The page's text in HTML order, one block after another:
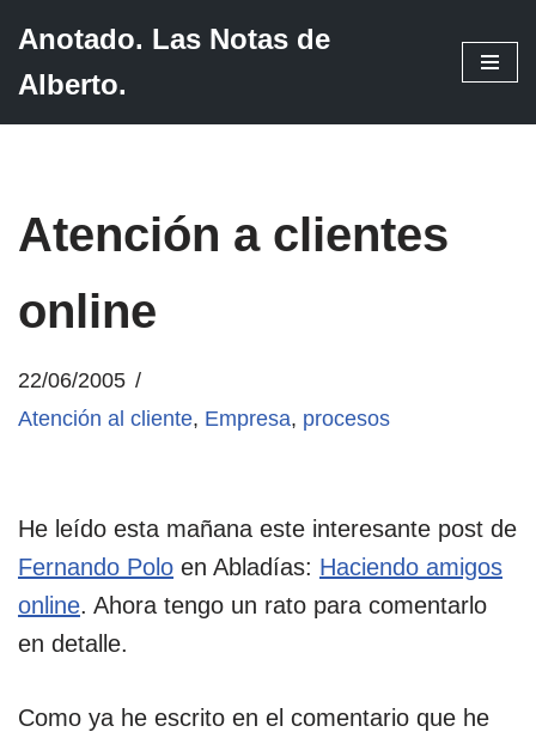
Saltar
Anotado. Las Notas de
Alberto.
Atención a clientes
online
22/06/2005
Atención al cliente, Empresa, procesos
He leído esta mañana este interesante post de
Fernando Polo en Abladías: Haciendo amigos
online. Ahora tengo un rato para comentarlo
en detalle.
Como ya he escrito en el comentario que he